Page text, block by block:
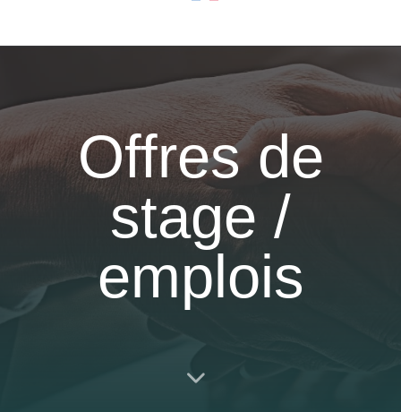
Domaines d’intervention
Newsletters
Offres de
stage /
emplois